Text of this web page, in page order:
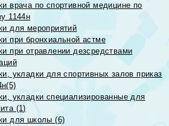
врача по спортивной медицине по
1144н
для мероприятий
при бронхиальной астме
при отравлении дезсредствами
укладки для спортивных залов приказ
укладки специализированные для
(1)
для школы (6)